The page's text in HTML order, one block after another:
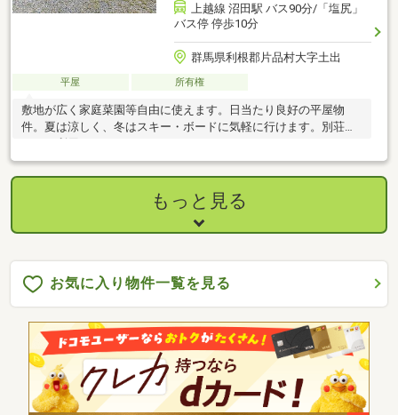
上越線 沼田駅 バス90分/「塩尻」
バス停 停歩10分
群馬県利根郡片品村大字土出
平屋 所有権
敷地が広く家庭菜園等自由に使えます。日当たり良好の平屋物
件。夏は涼しく、冬はスキー・ボードに気軽に行けます。別荘と
もっと見る
お気に入り物件一覧を見る